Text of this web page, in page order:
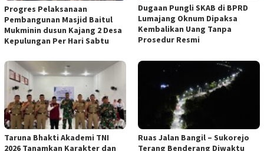
Progres Pelaksanaan
Pembangunan Masjid Baitul
Mukminin dusun Kajang 2 Desa
Kepulungan Per Hari Sabtu
Dugaan Pungli SKAB di BPRD
Lumajang Oknum Dipaksa
Kembalikan Uang Tanpa
Prosedur Resmi
Taruna Bhakti Akademi TNI
2026 Tanamkan Karakter dan
Ruas Jalan Bangil – Sukorejo
Terang Benderang Diwaktu